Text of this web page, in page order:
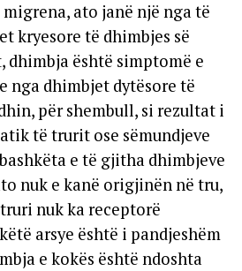
ato janë një nga të
kryesore të dhimbjes së
dhimbja është simptomë e
nga dhimbjet dytësore të
për shembull, si rezultat i
të trurit ose sëmundjeve
e të gjitha dhimbjeve
nuk e kanë origjinën në tru,
nuk ka receptorë
arsye është i pandjeshëm
e kokës është ndoshta